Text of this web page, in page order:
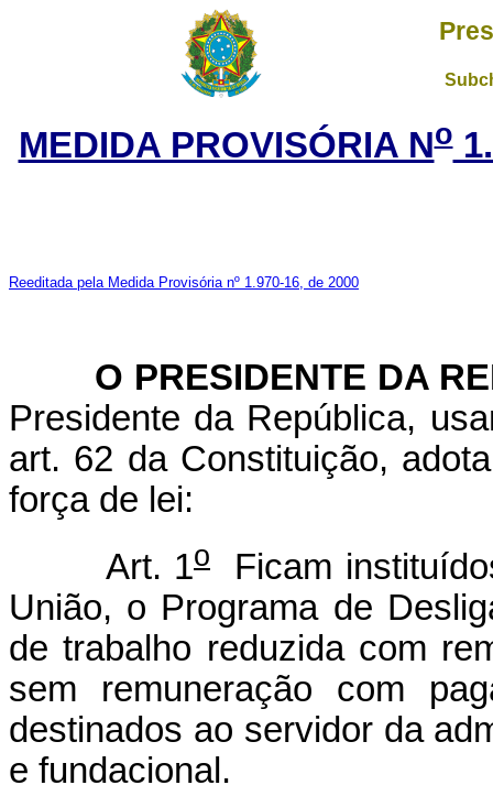
MEDIDA PROVISÓRIA No
Reeditada pela Medida Provisória nº 1.970-16, de 2000
O PRESIDENTE DA
Presidente da República,
art. 62 da Constituição,
força de lei:
Art. 1o
Ficam
União, o Programa de
de trabalho reduzida com
sem remuneração com
destinados ao servidor da
e fundacional.